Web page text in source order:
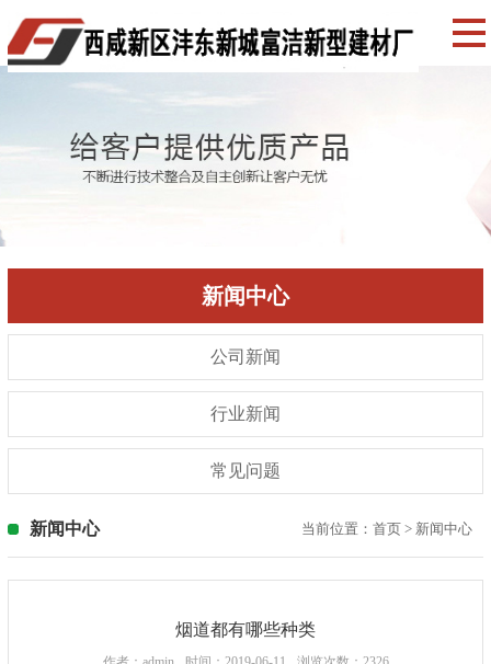
新闻中心
公司新闻
行业新闻
常见问题
新闻中心 当前位置： 首页 > 新闻中心
烟道都有哪些种类